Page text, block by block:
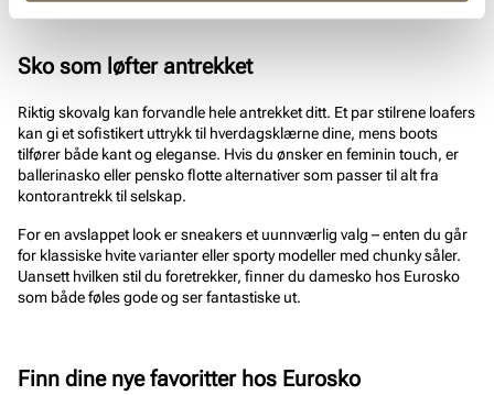
Sko som løfter antrekket
Riktig skovalg kan forvandle hele antrekket ditt. Et par stilrene loafers
kan gi et sofistikert uttrykk til hverdagsklærne dine, mens boots
tilfører både kant og eleganse. Hvis du ønsker en feminin touch, er
ballerinasko eller pensko flotte alternativer som passer til alt fra
kontorantrekk til selskap.
For en avslappet look er sneakers et uunnværlig valg – enten du går
for klassiske hvite varianter eller sporty modeller med chunky såler.
Uansett hvilken stil du foretrekker, finner du damesko hos Eurosko
som både føles gode og ser fantastiske ut.
Finn dine nye favoritter hos Eurosko